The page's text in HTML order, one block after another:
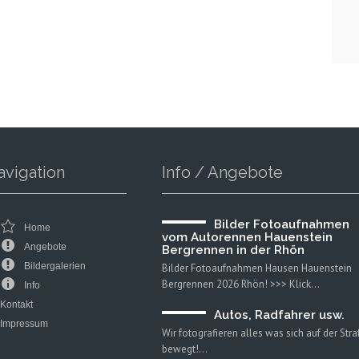
Home
Angebote
Bildergalerien
Info
Kontakt
Impressum
Info / Angebote
Bilder Fotoaufnahmen
vom Autorennen Hauenstein
Bergrennen in der Rhön
Bilder Fotoaufnahmen Hausen Hauenstein
Bergrennen 2026 Rhön! >>> Klick…
Autos, Radfahrer usw.
Wir fotografieren alles was sich auf der
bewegt!…